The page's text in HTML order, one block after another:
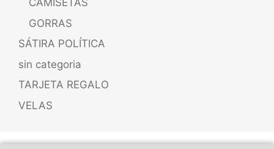
CAMISETAS
GORRAS
SÁTIRA POLÍTICA
sin categoria
TARJETA REGALO
VELAS